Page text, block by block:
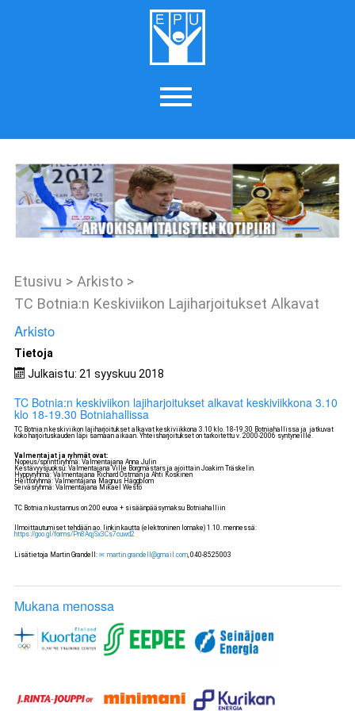
Etusivu > Arkisto >
TC Botnia:n Keskiviikon Lajiharjoitukset Alkavat
Arkisto
Tietoja
Julkaistu: 21 syyskuu 2018
TC Botnia:n keskiviikon lajiharjoitukset alkavat keskiviikkona 3.10
klo 18-19.30 Botniahallissa
TC Botnia:n keskiviikon lajiharjoitukset alkavat keskiviikkona 3.10 klo. 18-19.30 Botniahallissa ja jatkuvat
koko harjoituskauden läpi samaan aikaan. Yhteisharjoitukset on tarkoitettu v. 2000-2006 syntyneille.
Valmentajat ja ryhmät ovat:
Nopeus/sprinttiryhmä: Valmentajana Anna Julin
Kestävyysjuoksu: Valmentajana Ville Borgmästars ja ajoittain Joakim Träskelin.
Hyppyryhmä: Valmentajana Richard Östman ja Ahti Koskinen
Heittoryhmä: Valmentajana Magnus Häggblom
Seiväsryhmä: Valmentajana Mikael Westö
TC Botnia:n kustannus on 200 euroa + sisäänpääsymaksu Botniahalliin
Ilmoittautumiset tehdään ao. linkin kautta (elektroninen lomake) 1.10. mennessä:
https://goo.gl/forms/Pn8AqjSx3Cs7cuwd2
Lisätietoja Martin Grandell: martin.grandell@gmail.com , 040-8525003
Mukana menossa